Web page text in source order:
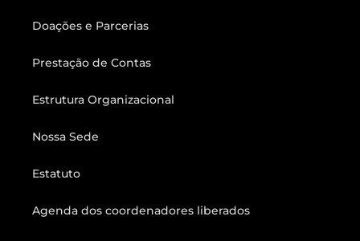
Doações e Parcerias
Prestação de Contas
Estrutura Organizacional
Nossa Sede
Estatuto
Agenda dos coordenadores liberados